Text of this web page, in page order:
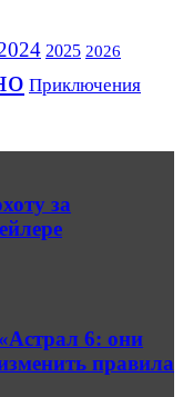
2025 2026
Приключения
за
6: они
правила